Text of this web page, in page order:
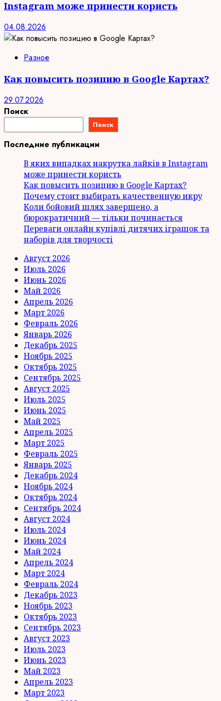
Instagram може принести користь
04.08.2026
Разное
Как повысить позицию в Google Картах?
29.07.2026
Поиск
Поиск
Последние публикации
В яких випадках накрутка лайків в Instagram
може принести користь
Как повысить позицию в Google Картах?
Почему стоит выбирать качественную икру
Коли бойовий шлях завершено, а
бюрократичний — тільки починається
Переваги онлайн купівлі дитячих іграшок та
наборів для творчості
Август 2026
Июль 2026
Июнь 2026
Май 2026
Апрель 2026
Март 2026
Февраль 2026
Январь 2026
Декабрь 2025
Ноябрь 2025
Октябрь 2025
Сентябрь 2025
Август 2025
Июль 2025
Июнь 2025
Май 2025
Апрель 2025
Март 2025
Февраль 2025
Январь 2025
Декабрь 2024
Ноябрь 2024
Октябрь 2024
Сентябрь 2024
Август 2024
Июль 2024
Июнь 2024
Май 2024
Апрель 2024
Март 2024
Февраль 2024
Декабрь 2023
Ноябрь 2023
Октябрь 2023
Сентябрь 2023
Август 2023
Июль 2023
Июнь 2023
Май 2023
Апрель 2023
Март 2023